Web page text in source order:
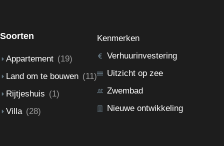
Soorten
Appartement (19)
Land om te bouwen (11)
Rijtjeshuis (1)
Villa (28)
Kenmerken
Verhuurinvestering
Uitzicht op zee
Zwembad
Nieuwe ontwikkeling